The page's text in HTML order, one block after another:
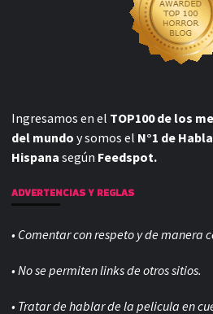
Ingresamos en el TOP100 de los
del mundo y somos el N°1 de Habla
Hispana según Feedspot.
ADVERTENCIAS Y REGLAS
• Comentar con respeto y de manera
• No se permiten links de otros sitios.
• Tratar de hablar de la pelicula en